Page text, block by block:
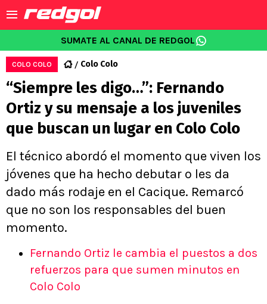
SUMATE AL CANAL DE REDGOL
COLO COLO Colo Colo
“Siempre les digo…”: Fernando
Ortiz y su mensaje a los juveniles
que buscan un lugar en Colo Colo
El técnico abordó el momento que viven los
jóvenes que ha hecho debutar o les da
dado más rodaje en el Cacique. Remarcó
que no son los responsables del buen
momento.
Fernando Ortiz le cambia el puestos a dos
refuerzos para que sumen minutos en
Colo Colo